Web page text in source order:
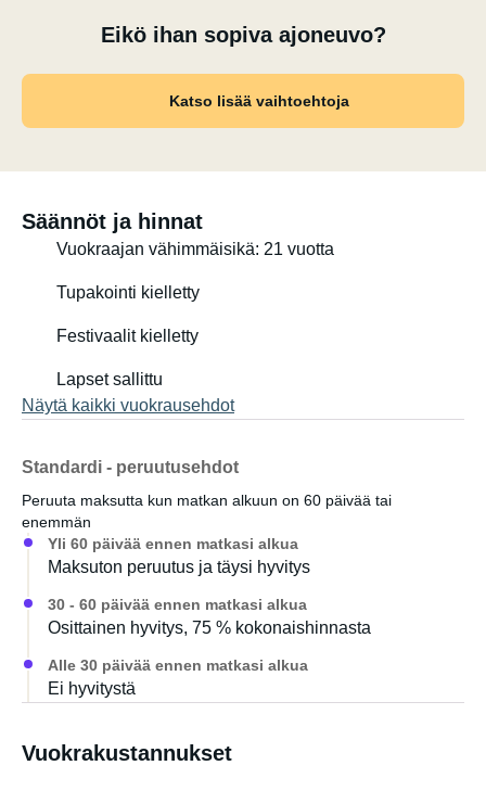
Polkupyöräteline jopa neljälle polkupyörälle saatavilla.
Eikö ihan sopiva ajoneuvo?
Katso lisää vaihtoehtoja
Säännöt ja hinnat
Vuokraajan vähimmäisikä: 21 vuotta
Tupakointi kielletty
Festivaalit kielletty
Lapset sallittu
Näytä kaikki vuokrausehdot
Standardi - peruutusehdot
Peruuta maksutta kun matkan alkuun on 60 päivää tai
enemmän
Yli 60 päivää ennen matkasi alkua
Maksuton peruutus ja täysi hyvitys
30 - 60 päivää ennen matkasi alkua
Osittainen hyvitys, 75 % kokonaishinnasta
Alle 30 päivää ennen matkasi alkua
Ei hyvitystä
Vuokrakustannukset